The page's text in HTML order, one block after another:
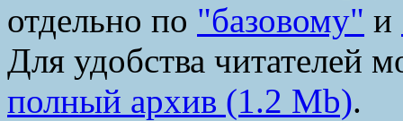
отдельно по "базовому" и
Для удобства читателей
полный архив (1.2 Mb).